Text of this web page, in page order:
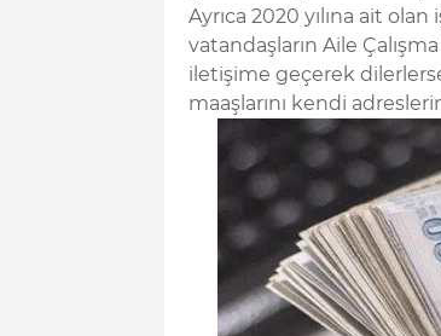
Ayrıca 2020 yılına ait
vatandaşların Aile
iletişime geçerek
maaşlarını kendi